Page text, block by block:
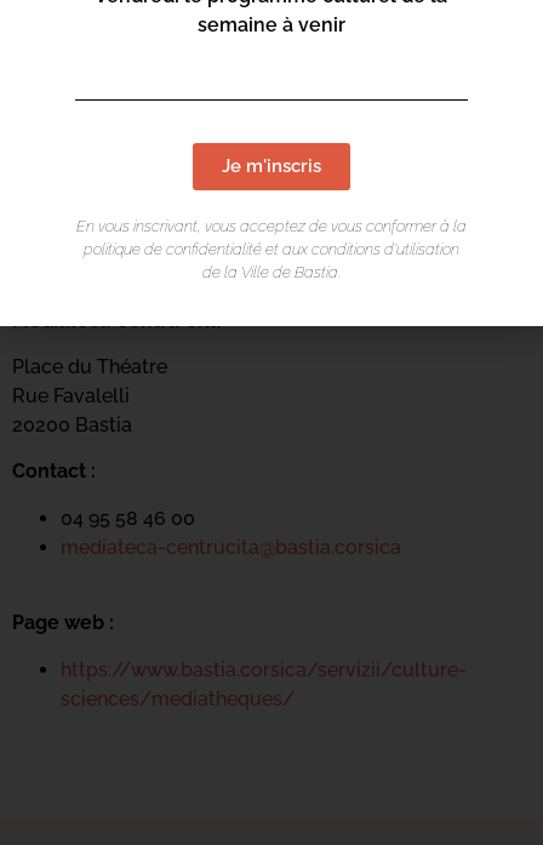
LIEU DE L'ÉVÉNEMENT
Place du Théatre
Rue Favalelli
20200 Bastia
Contact :
04 95 58 46 00
mediateca-centrucita@bastia.corsica
Page web :
https://www.bastia.corsica/servizii/culture-
sciences/mediatheques/
semaine à venir
Je m'inscris
En vous inscrivant, vous acceptez de vous conformer à la
politique de confidentialité et aux conditions d’utilisation
de la Ville de Bastia.